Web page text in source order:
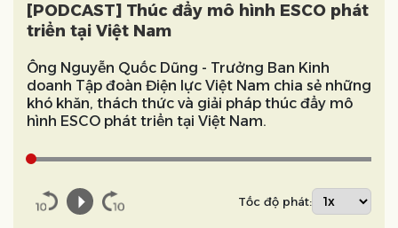
[PODCAST] Thúc đẩy mô hình ESCO phát
triển tại Việt Nam
Ông Nguyễn Quốc Dũng - Trưởng Ban Kinh
doanh Tập đoàn Điện lực Việt Nam chia sẻ những
khó khăn, thách thức và giải pháp thúc đẩy mô
hình ESCO phát triển tại Việt Nam.
Tốc độ phát: